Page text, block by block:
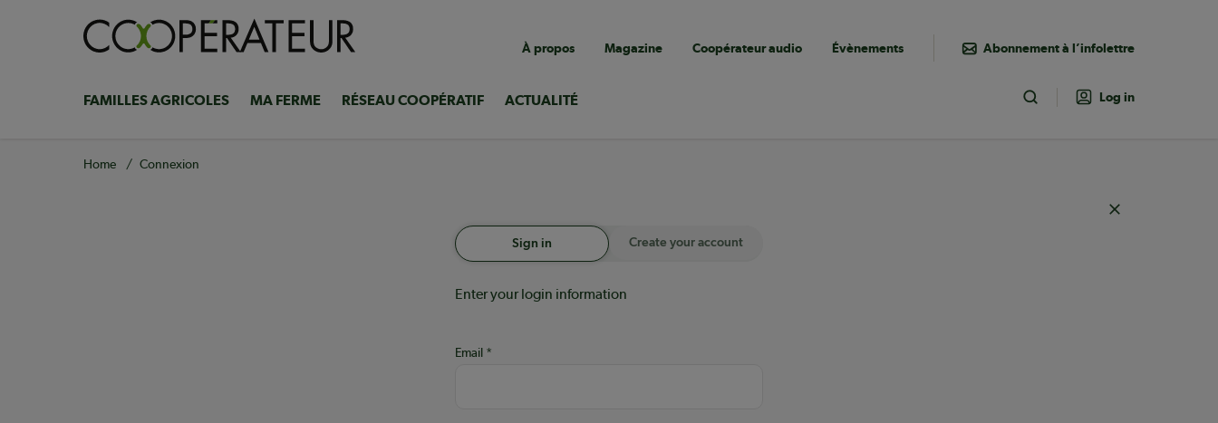
Navigation
utilitaire
À propos Magazine Coopérateur audio Évènements Abonnement à l’infolettre
Navigation
principale
FAMILLES AGRICOLES MA FERME RÉSEAU COOPÉRATIF ACTUALITÉ Toggle Search
Log in
Breadcrumb
Home Connexion
Sign in Create your account
Enter your login information
Email